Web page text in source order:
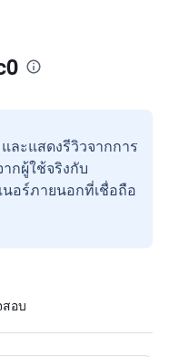
ละแสดงรีวิวจากการ
กผู้ใช้จริงกับ
นอร์ภายนอกที่เชื่อถือ
อบ